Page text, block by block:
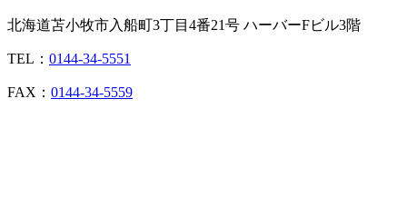
北海道苫小牧市入船町3丁目4番21号 ハーバーFビル3階
TEL： 0144-34-5551
FAX： 0144-34-5559